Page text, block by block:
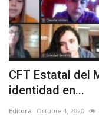
CFT Estatal del
identidad en...
Editora Octubre 4, 2020